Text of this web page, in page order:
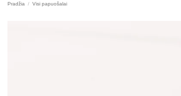
Pradžia / Visi papuošalai